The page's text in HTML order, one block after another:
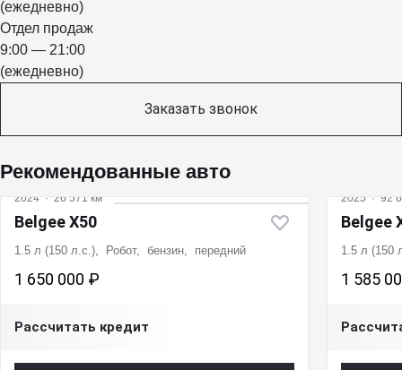
(ежедневно)
Отдел продаж
9:00 — 21:00
(ежедневно)
Заказать звонок
Рекомендованные авто
2024 · 26 571 км
Belgee X50
1.5 л (150 л.с.), Робот, бензин, передний
1 650 000 ₽
Рассчитать кредит
2025 · 92
Belgee
1.5 л (150
1 585